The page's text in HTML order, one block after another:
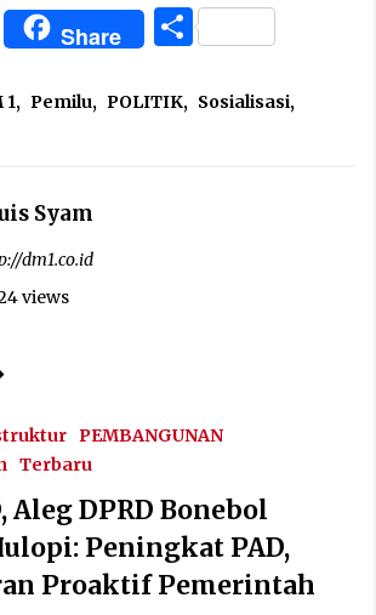
WhatsApp
Share Share
1, Pemilu, POLITIK, Sosialisasi,
Syam
dm1.co.id
views
PEMBANGUNAN
Terbaru
Aleg DPRD Bonebol
Peningkat PAD,
Proaktif Pemerintah